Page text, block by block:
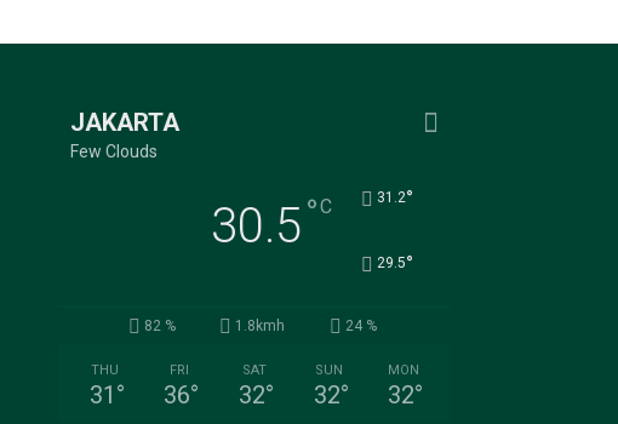
JAKARTA
Few Clouds
30.5°C 31.2°
29.5°
82 % 1.8kmh 24 %
THU
31 °
FRI
36°
SAT
32°
SUN
32°
MON
32°